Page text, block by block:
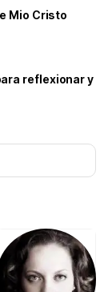
Mio Cristo
reflexionar y